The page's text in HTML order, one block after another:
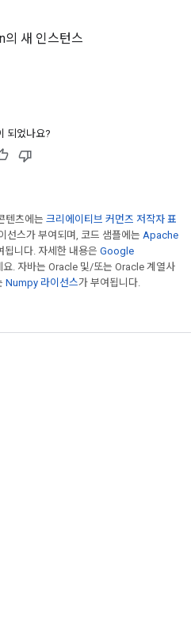
새 인스턴스
되었나요?
텐츠에는 크리에이티브 커먼즈 저작자 표
선스가 부여되며, 코드 샘플에는 Apache
됩니다. 자세한 내용은 Google
요. 자바는 Oracle 및/또는 Oracle 계열사
Numpy 라이선스가 부여됩니다.